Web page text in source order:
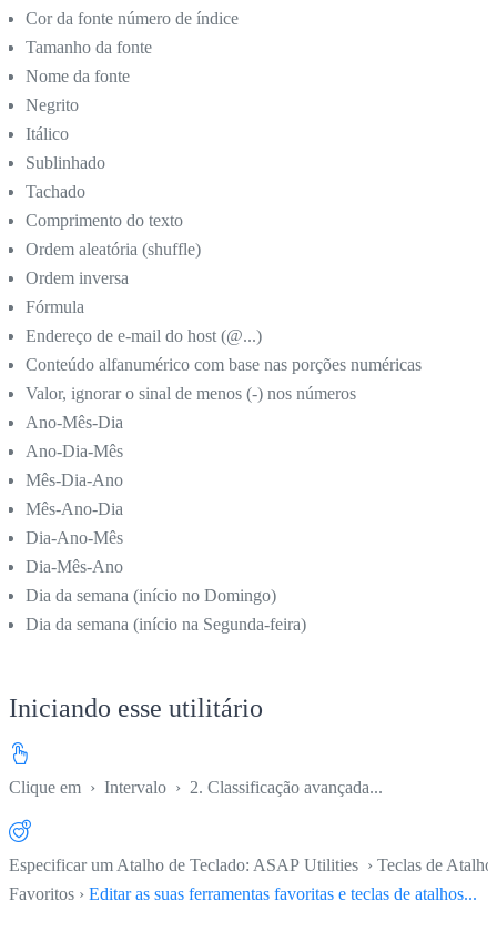
Cor da fonte número de índice
Tamanho da fonte
Nome da fonte
Negrito
Itálico
Sublinhado
Tachado
Comprimento do texto
Ordem aleatória (shuffle)
Ordem inversa
Fórmula
Endereço de e-mail do host (@...)
Conteúdo alfanumérico com base nas porções numéricas
Valor, ignorar o sinal de menos (-) nos números
Ano-Mês-Dia
Ano-Dia-Mês
Mês-Dia-Ano
Mês-Ano-Dia
Dia-Ano-Mês
Dia-Mês-Ano
Dia da semana (início no Domingo)
Dia da semana (início na Segunda-feira)
Iniciando esse utilitário
Clique em › Intervalo › 2. Classificação avançada...
Especificar um Atalho de Teclado: ASAP Utilities › Teclas de Atalho
Favoritos › Editar as suas ferramentas favoritas e teclas de atalhos...